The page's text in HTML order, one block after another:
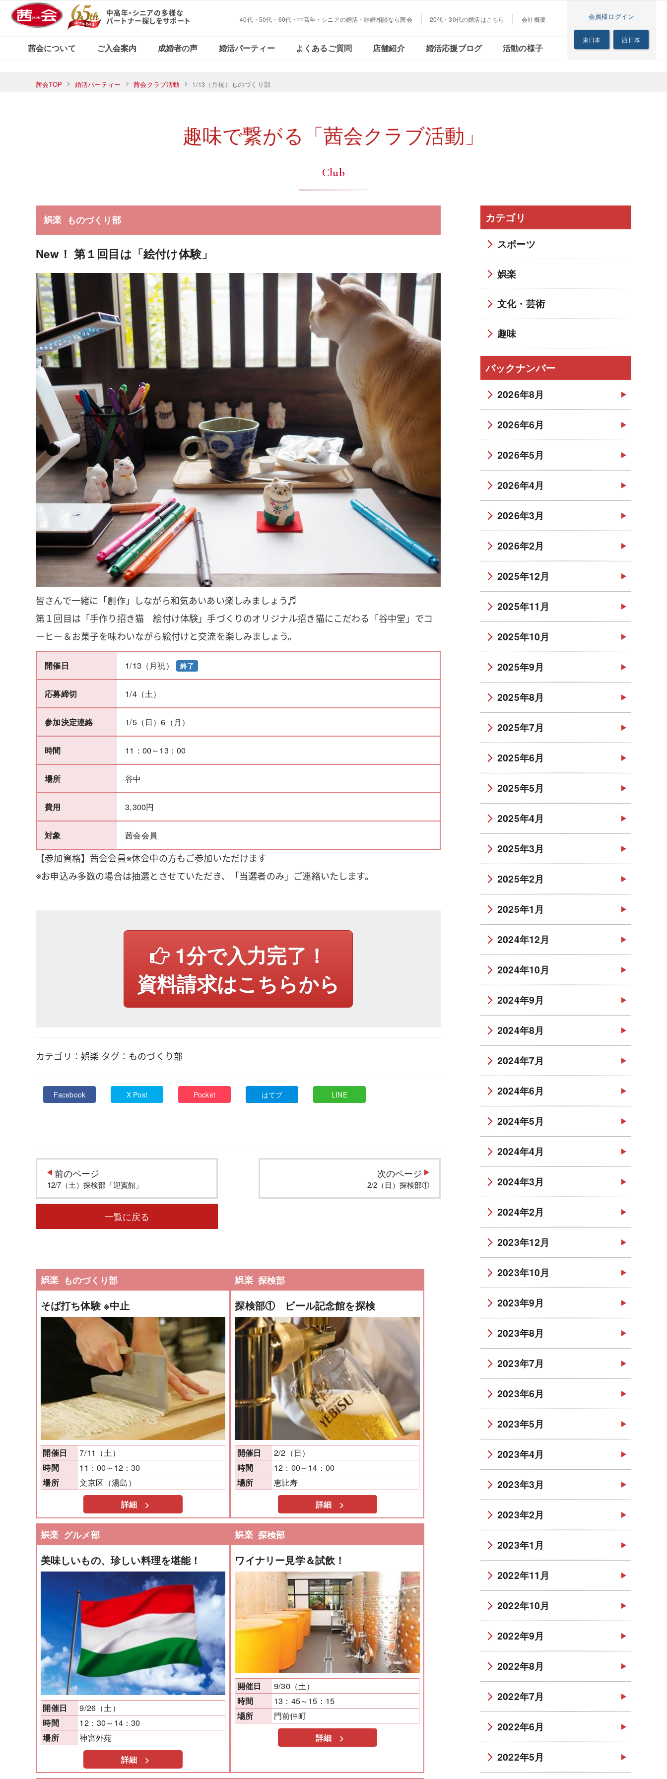
中高年・シニアの多様な
パートナー探しをサポート
40代・50代・60代・中高年・シニアの婚活・結婚相談なら茜会 20代・30代の婚活はこちら 会社概要 会員様ログイン
東日本 西日本
茜会について ご入会案内 成婚者の声 婚活パーティー よくあるご質問 店舗紹介
東京・新宿本店
婚活応援ブログ 活動の様子
シニアの恋の歩き方
X（旧Twitter）で
見る
茜会TOP 婚活パーティー 茜会クラブ活動 1/13（月祝）ものづくり部
趣味で繋がる「茜会クラブ活動」
Club
娯楽 ものづくり部
New！ 第１回目は「絵付け体験」
皆さんで一緒に「創作」しながら和気あいあい楽しみましょう♬
第１回目は「手作り招き猫 絵付け体験」手づくりのオリジナル招き猫にこだわる「谷中堂」でコ
ーヒー＆お菓子を味わいながら絵付けと交流を楽しみましょう。
開催日 1/13（月祝） 終了
応募締切 1/4（土）
参加決定連絡 1/5（日）6（月）
時間 11：00～13：00
場所 谷中
費用 3,300円
対象 茜会会員
【参加資格】茜会会員※休会中の方もご参加いただけます
※お申込み多数の場合は抽選とさせていただき、「当選者のみ」ご連絡いたします。
1分で入力完了！
資料請求はこちらから
カテゴリ： 娯楽 タグ： ものづくり部
Facebook X Post Pocket はてブ LINE
前のページ
12/7（土）探検部「迎賓館」
次のページ
2/2（日）探検部①
一覧に戻る
娯楽 ものづくり部
そば打ち体験 ※中止
開催日 7/11（土）
時間 11：00～12：30
場所 文京区（湯島）
詳細 >
娯楽 探検部
探検部① ビール記念館を探検
開催日 2/2（日）
時間 12：00～14：00
場所 恵比寿
詳細 >
娯楽 グルメ部
美味しいもの、珍しい料理を堪能！
開催日 9/26（土）
時間 12：30～14：30
場所 神宮外苑
詳細 >
娯楽 探検部
ワイナリー見学＆試飲！
開催日 9/30（土）
時間 13：45～15：15
場所 門前仲町
詳細 >
カテゴリ
スポーツ
娯楽
文化・芸術
趣味
バックナンバー
2026年8月
2026年6月
2026年5月
2026年4月
2026年3月
2026年2月
2025年12月
2025年11月
2025年10月
2025年9月
2025年8月
2025年7月
2025年6月
2025年5月
2025年4月
2025年3月
2025年2月
2025年1月
2024年12月
2024年10月
2024年9月
2024年8月
2024年7月
2024年6月
2024年5月
2024年4月
2024年3月
2024年2月
2023年12月
2023年10月
2023年9月
2023年8月
2023年7月
2023年6月
2023年5月
2023年4月
2023年3月
2023年2月
2023年1月
2022年11月
2022年10月
2022年9月
2022年8月
2022年7月
2022年6月
2022年5月